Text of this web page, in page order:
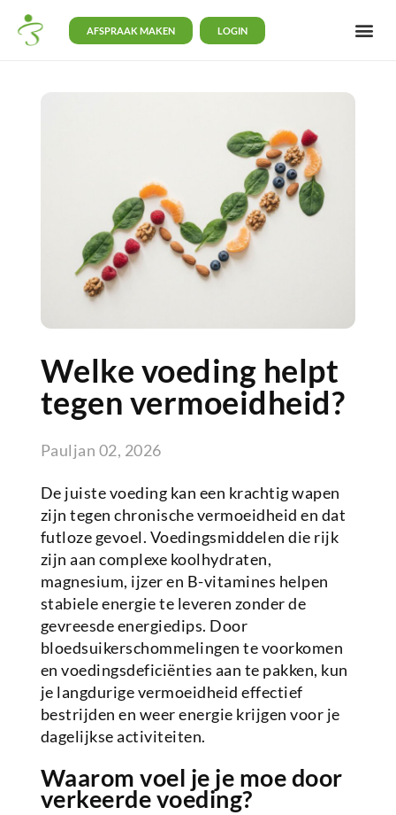
AFSPRAAK MAKEN LOGIN
Welke voeding helpt
tegen vermoeidheid?
Pauljan 02, 2026
De juiste voeding kan een krachtig wapen
zijn tegen chronische vermoeidheid en dat
futloze gevoel. Voedingsmiddelen die rijk
zijn aan complexe koolhydraten,
magnesium, ijzer en B-vitamines helpen
stabiele energie te leveren zonder de
gevreesde energiedips. Door
bloedsuikerschommelingen te voorkomen
en voedingsdeficiënties aan te pakken, kun
je langdurige vermoeidheid effectief
bestrijden en weer energie krijgen voor je
dagelijkse activiteiten.
Waarom voel je je moe door
verkeerde voeding?